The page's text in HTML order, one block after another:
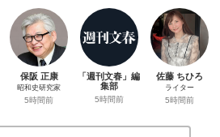
保阪 正康
昭和史研究家
5時間前
「週刊文春」編
集部
5時間前
佐藤 ちひろ
ライター
5時間前